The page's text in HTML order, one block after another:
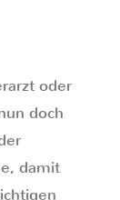
oder
doch
damit